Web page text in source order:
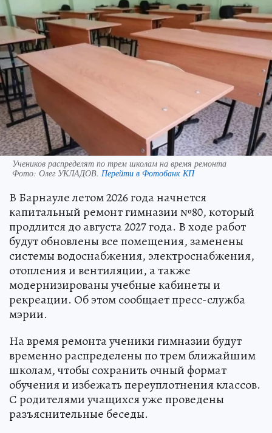
Учеников распределят по трем школам на время ремонта
Фото: Олег УКЛАДОВ. Перейти в Фотобанк КП
В Барнауле летом 2026 года начнется
капитальный ремонт гимназии №80, который
продлится до августа 2027 года. В ходе работ
будут обновлены все помещения, заменены
системы водоснабжения, электроснабжения,
отопления и вентиляции, а также
модернизированы учебные кабинеты и
рекреации. Об этом сообщает пресс-служба
мэрии.
На время ремонта ученики гимназии будут
временно распределены по трем ближайшим
школам, чтобы сохранить очный формат
обучения и избежать переуплотнения классов.
С родителями учащихся уже проведены
разъяснительные беседы.